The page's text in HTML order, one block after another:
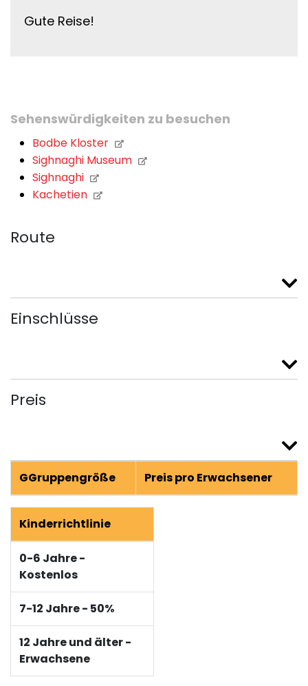
Gute Reise!
Sehenswürdigkeiten zu besuchen
Bodbe Kloster
Sighnaghi Museum
Sighnaghi
Kachetien
Route
Einschlüsse
Preis
GGruppengröße Preis pro Erwachsener
Kinderrichtlinie
0-6 Jahre -
Kostenlos
7-12 Jahre - 50%
12 Jahre und älter -
Erwachsene